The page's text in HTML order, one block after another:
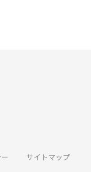
サイトマップ